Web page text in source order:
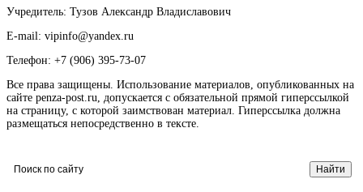
Учредитель: Тузов Александр Владиславович
E-mail: vipinfo@yandex.ru
Телефон: +7 (906) 395-73-07
Все права защищены. Использование материалов, опубликованных на
сайте penza-post.ru, допускается с обязательной прямой гиперссылкой
на страницу, с которой заимствован материал. Гиперссылка должна
размещаться непосредственно в тексте.